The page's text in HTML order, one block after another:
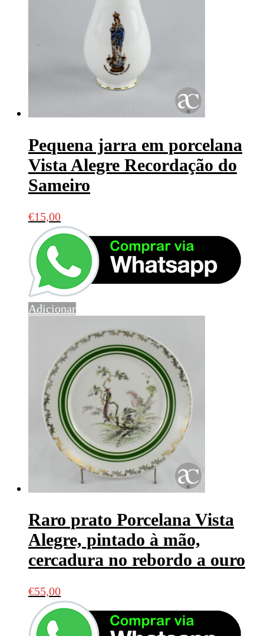
Pequena jarra em porcelana
Vista Alegre Recordação do
Sameiro
€15,00
Adicionar
Raro prato Porcelana Vista
Alegre, pintado à mão,
cercadura no rebordo a ouro
€55,00